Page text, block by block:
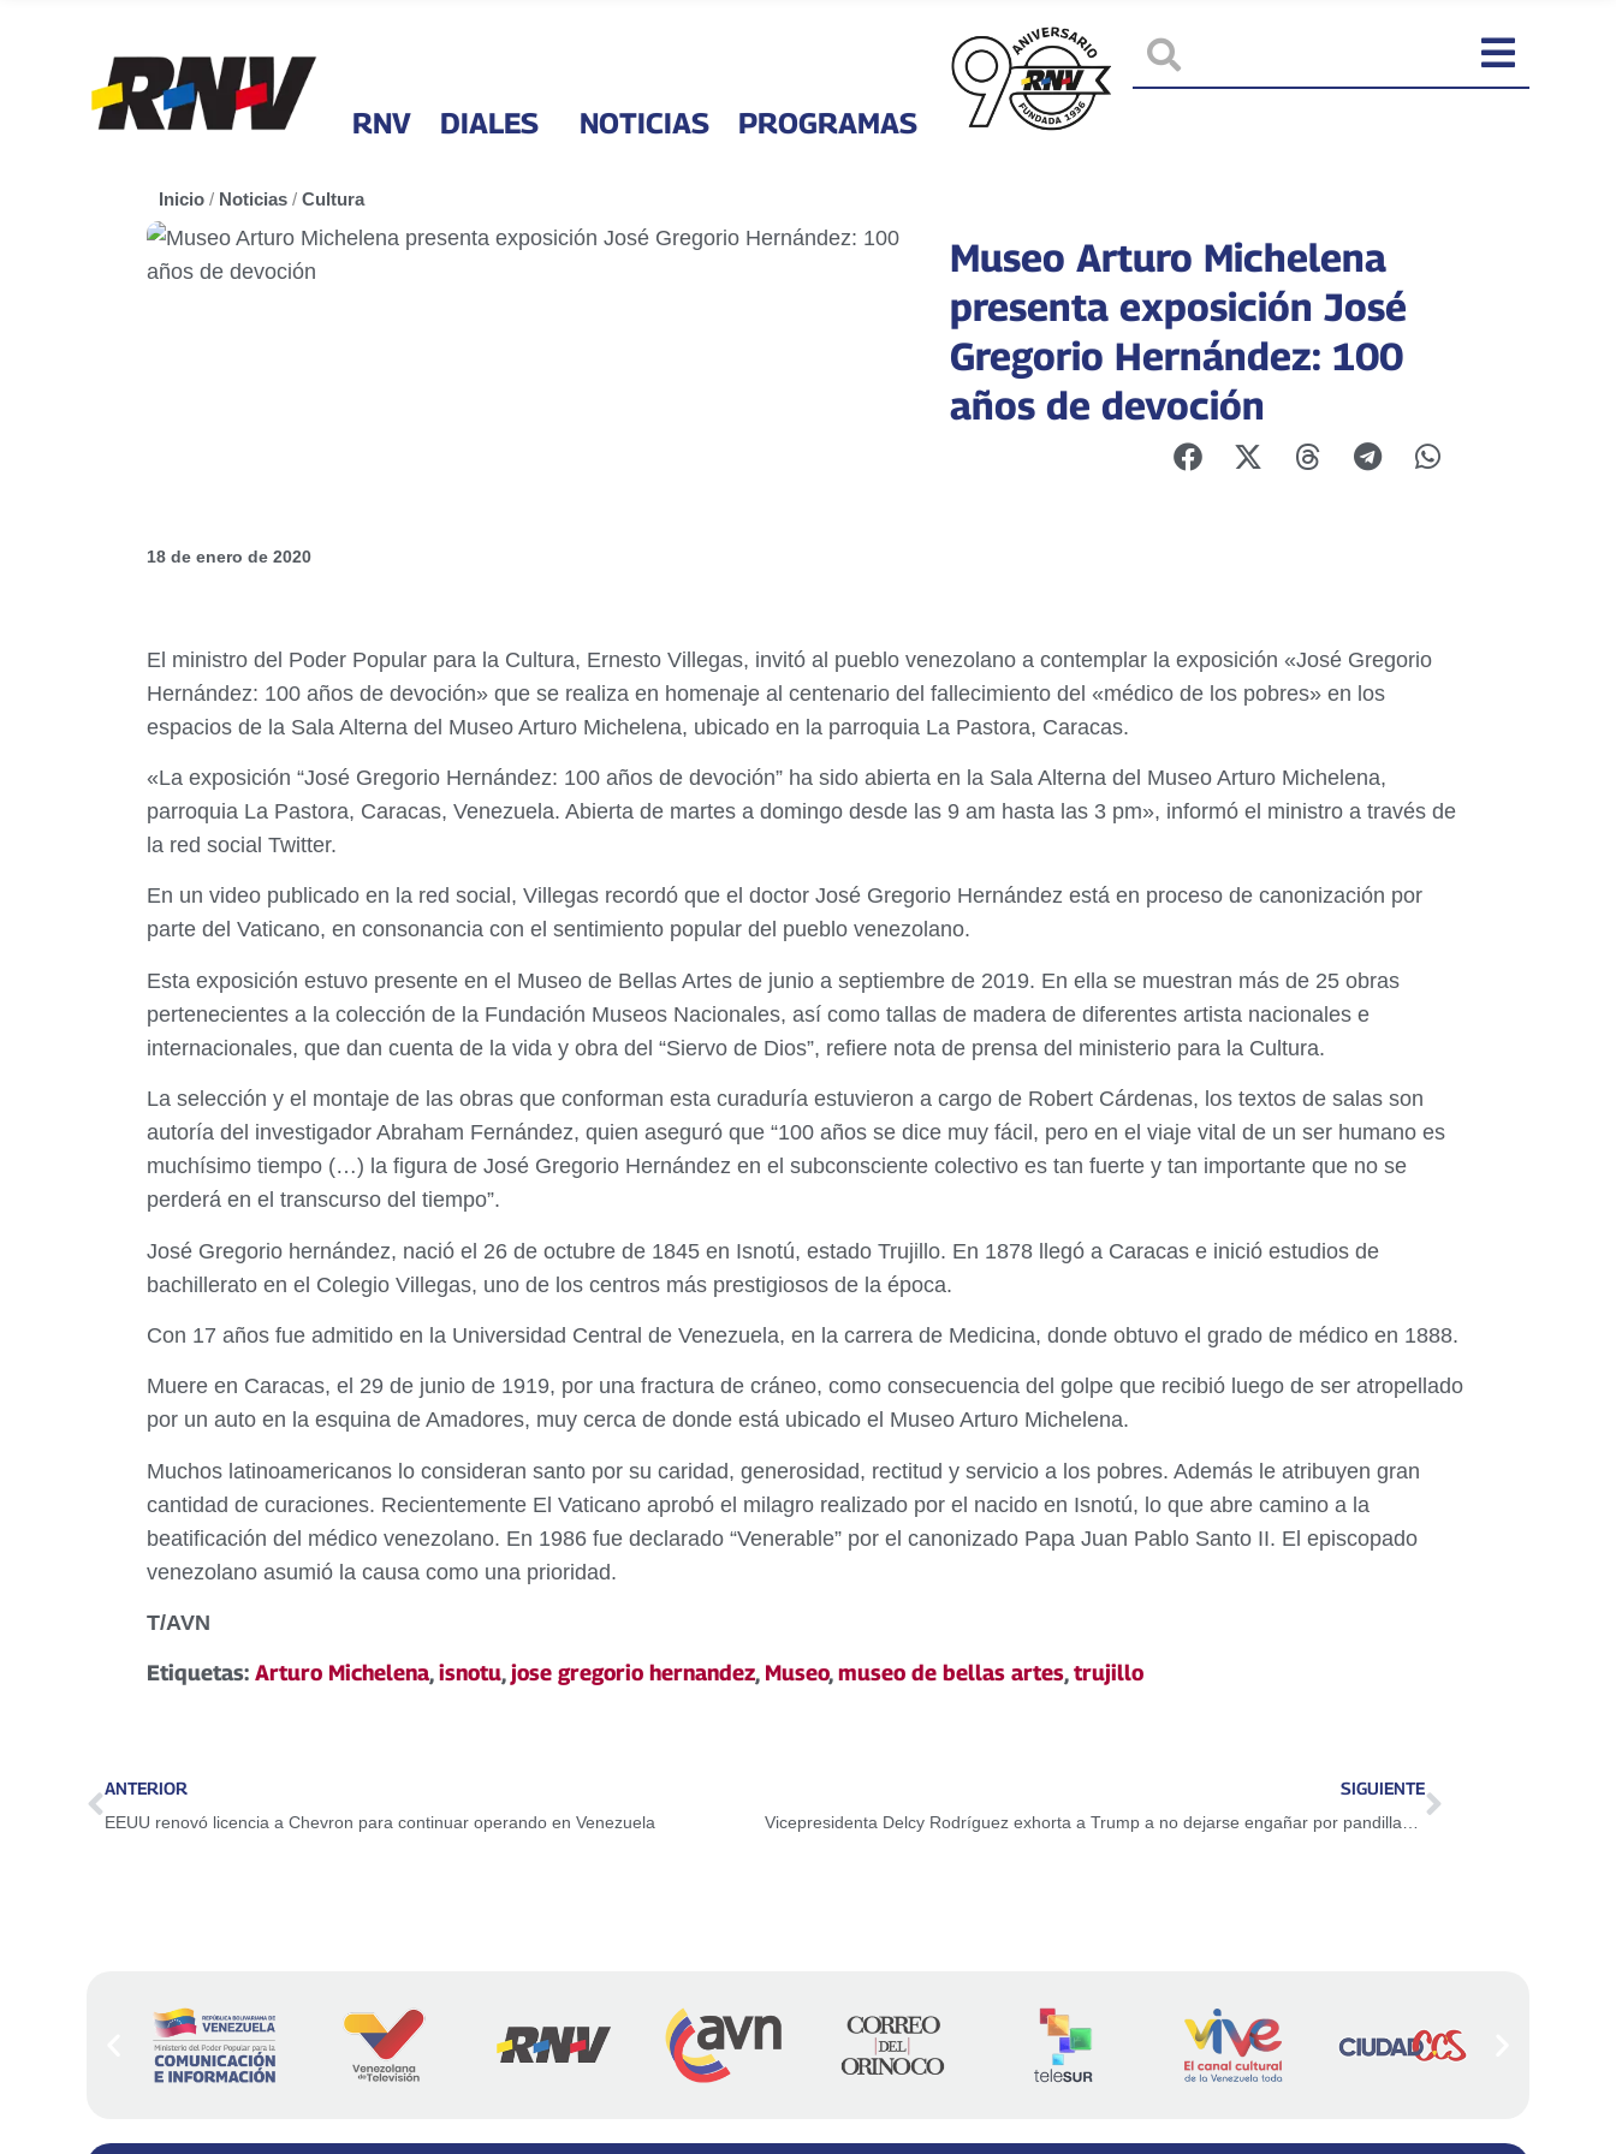
RNV DIALES NOTICIAS PROGRAMAS
Inicio / Noticias / Cultura
Museo Arturo Michelena
presenta exposición José
Gregorio Hernández: 100
años de devoción
18 de enero de 2020
El ministro del Poder Popular para la Cultura, Ernesto Villegas, invitó al pueblo venezolano a contemplar la exposición «José Gregorio
Hernández: 100 años de devoción» que se realiza en homenaje al centenario del fallecimiento del «médico de los pobres» en los
espacios de la Sala Alterna del Museo Arturo Michelena, ubicado en la parroquia La Pastora, Caracas.
«La exposición “José Gregorio Hernández: 100 años de devoción” ha sido abierta en la Sala Alterna del Museo Arturo Michelena,
parroquia La Pastora, Caracas, Venezuela. Abierta de martes a domingo desde las 9 am hasta las 3 pm», informó el ministro a través de
la red social Twitter.
En un video publicado en la red social, Villegas recordó que el doctor José Gregorio Hernández está en proceso de canonización por
parte del Vaticano, en consonancia con el sentimiento popular del pueblo venezolano.
Esta exposición estuvo presente en el Museo de Bellas Artes de junio a septiembre de 2019. En ella se muestran más de 25 obras
pertenecientes a la colección de la Fundación Museos Nacionales, así como tallas de madera de diferentes artista nacionales e
internacionales, que dan cuenta de la vida y obra del “Siervo de Dios”, refiere nota de prensa del ministerio para la Cultura.
La selección y el montaje de las obras que conforman esta curaduría estuvieron a cargo de Robert Cárdenas, los textos de salas son
autoría del investigador Abraham Fernández, quien aseguró que “100 años se dice muy fácil, pero en el viaje vital de un ser humano es
muchísimo tiempo (…) la figura de José Gregorio Hernández en el subconsciente colectivo es tan fuerte y tan importante que no se
perderá en el transcurso del tiempo”.
José Gregorio hernández, nació el 26 de octubre de 1845 en Isnotú, estado Trujillo. En 1878 llegó a Caracas e inició estudios de
bachillerato en el Colegio Villegas, uno de los centros más prestigiosos de la época.
Con 17 años fue admitido en la Universidad Central de Venezuela, en la carrera de Medicina, donde obtuvo el grado de médico en 1888.
Muere en Caracas, el 29 de junio de 1919, por una fractura de cráneo, como consecuencia del golpe que recibió luego de ser atropellado
por un auto en la esquina de Amadores, muy cerca de donde está ubicado el Museo Arturo Michelena.
Muchos latinoamericanos lo consideran santo por su caridad, generosidad, rectitud y servicio a los pobres. Además le atribuyen gran
cantidad de curaciones. Recientemente El Vaticano aprobó el milagro realizado por el nacido en Isnotú, lo que abre camino a la
beatificación del médico venezolano. En 1986 fue declarado “Venerable” por el canonizado Papa Juan Pablo Santo II. El episcopado
venezolano asumió la causa como una prioridad.
T/AVN
Etiquetas: Arturo Michelena,isnotu,jose gregorio hernandez, Museo,museo de bellas artes,trujillo
ANTERIOR
EEUU renovó licencia a Chevron para continuar operando en Venezuela
SIGUIENTE